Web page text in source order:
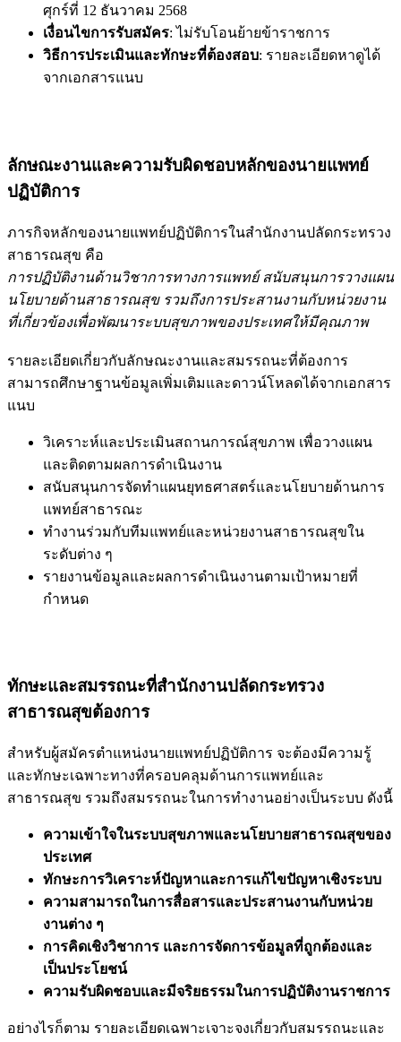
ศุกร์ที่ 12 ธันวาคม 2568
เงื่อนไขการรับสมัคร: ไม่รับโอนย้ายข้าราชการ
วิธีการประเมินและทักษะที่ต้องสอบ: รายละเอียดหาดูได้
จากเอกสารแนบ
ลักษณะงานและความรับผิดชอบหลักของนายแพทย์
ปฏิบัติการ
ภารกิจหลักของนายแพทย์ปฏิบัติการในสำนักงานปลัดกระทรวง
สาธารณสุข คือ
การปฏิบัติงานด้านวิชาการทางการแพทย์ สนับสนุนการวางแผน
นโยบายด้านสาธารณสุข รวมถึงการประสานงานกับหน่วยงาน
ที่เกี่ยวข้องเพื่อพัฒนาระบบสุขภาพของประเทศให้มีคุณภาพ
รายละเอียดเกี่ยวกับลักษณะงานและสมรรถนะที่ต้องการ
สามารถศึกษาฐานข้อมูลเพิ่มเติมและดาวน์โหลดได้จากเอกสาร
แนบ
วิเคราะห์และประเมินสถานการณ์สุขภาพ เพื่อวางแผน
และติดตามผลการดำเนินงาน
สนับสนุนการจัดทำแผนยุทธศาสตร์และนโยบายด้านการ
แพทย์สาธารณะ
ทำงานร่วมกับทีมแพทย์และหน่วยงานสาธารณสุขใน
ระดับต่าง ๆ
รายงานข้อมูลและผลการดำเนินงานตามเป้าหมายที่
กำหนด
ทักษะและสมรรถนะที่สำนักงานปลัดกระทรวง
สาธารณสุขต้องการ
สำหรับผู้สมัครตำแหน่งนายแพทย์ปฏิบัติการ จะต้องมีความรู้
และทักษะเฉพาะทางที่ครอบคลุมด้านการแพทย์และ
สาธารณสุข รวมถึงสมรรถนะในการทำงานอย่างเป็นระบบ ดังนี้
ความเข้าใจในระบบสุขภาพและนโยบายสาธารณสุขของ
ประเทศ
ทักษะการวิเคราะห์ปัญหาและการแก้ไขปัญหาเชิงระบบ
ความสามารถในการสื่อสารและประสานงานกับหน่วย
งานต่าง ๆ
การคิดเชิงวิชาการ และการจัดการข้อมูลที่ถูกต้องและ
เป็นประโยชน์
ความรับผิดชอบและมีจริยธรรมในการปฏิบัติงานราชการ
อย่างไรก็ตาม รายละเอียดเฉพาะเจาะจงเกี่ยวกับสมรรถนะและ